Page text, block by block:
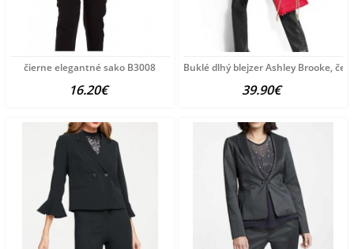
čierne elegantné sako B3008
16.20€
Buklé dlhý blejzer Ashley Brooke,
39.90€